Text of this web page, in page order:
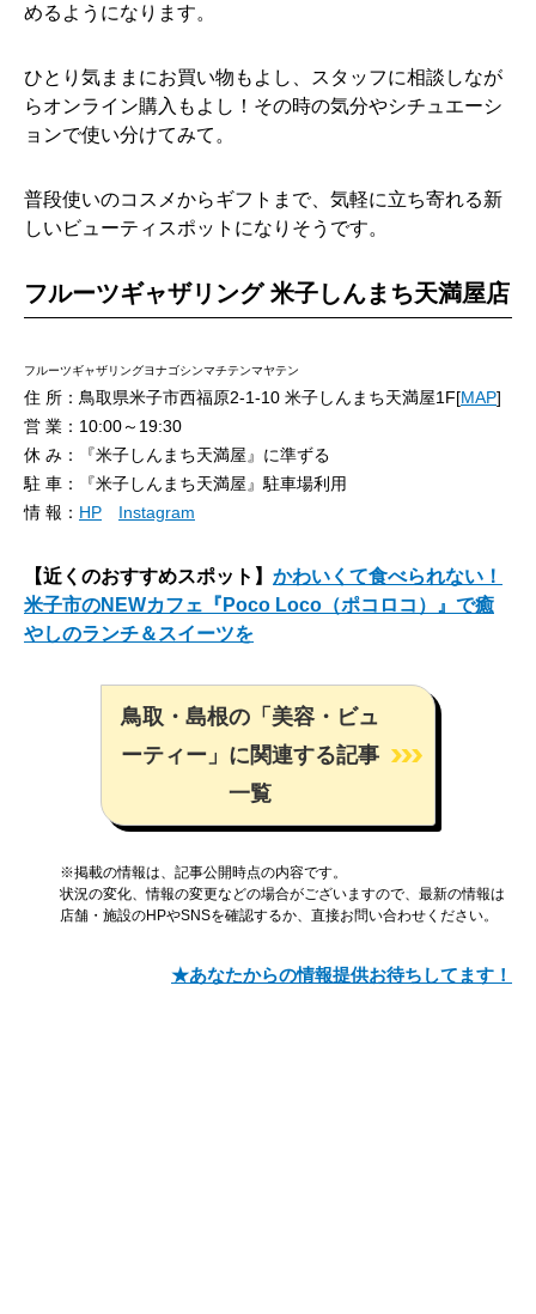
めるようになります。
ひとり気ままにお買い物もよし、スタッフに相談しなが
らオンライン購入もよし！その時の気分やシチュエーシ
ョンで使い分けてみて。
普段使いのコスメからギフトまで、気軽に立ち寄れる新
しいビューティスポットになりそうです。
フルーツギャザリング 米子しんまち天満屋店
フルーツギャザリングヨナゴシンマチテンマヤテン
住 所：鳥取県米子市西福原2-1-10 米子しんまち天満屋1F[MAP]
営 業：10:00～19:30
休 み：『米子しんまち天満屋』に準ずる
駐 車：『米子しんまち天満屋』駐車場利用
情 報： HP Instagram
【近くのおすすめスポット】 かわいくて食べられない！
米子市のNEWカフェ『Poco Loco（ポコロコ）』で癒
やしのランチ＆スイーツを
鳥取・島根の「美容・ビュ
ーティー」に関連する記事
一覧
※掲載の情報は、記事公開時点の内容です。
状況の変化、情報の変更などの場合がございますので、最新の情報は
店舗・施設のHPやSNSを確認するか、直接お問い合わせください。
★あなたからの情報提供お待ちしてます！